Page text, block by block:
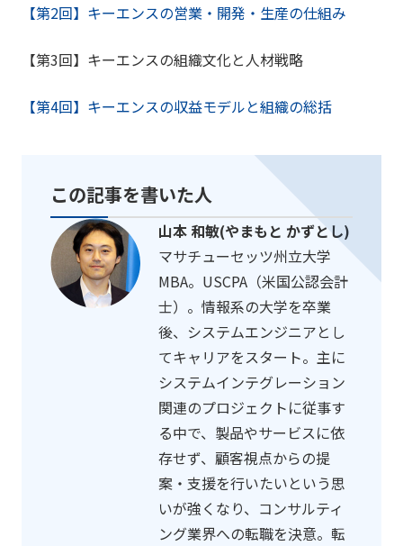
【第2回】キーエンスの営業・開発・生産の仕組み
【第3回】キーエンスの組織文化と人材戦略
【第4回】キーエンスの収益モデルと組織の総括
この記事を書いた人
山本 和敏(やまもと かずとし)
マサチューセッツ州立大学
MBA。USCPA（米国公認会計
士）。情報系の大学を卒業
後、システムエンジニアとし
てキャリアをスタート。主に
システムインテグレーション
関連のプロジェクトに従事す
る中で、製品やサービスに依
存せず、顧客視点からの提
案・支援を行いたいという思
いが強くなり、コンサルティ
ング業界への転職を決意。転